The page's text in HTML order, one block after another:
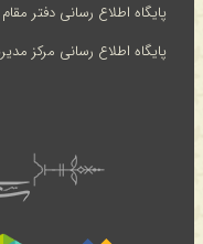
پایگاه اطلاع رسانی دفتر
پایگاه اطلاع رسانی مرکز